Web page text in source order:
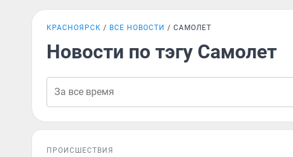
КРАСНОЯРСК ВСЕ НОВОСТИ САМОЛЕТ
Новости по тэгу Самолет
ПРОИСШЕСТВИЯ